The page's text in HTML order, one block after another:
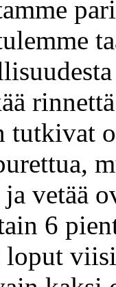
ja vetää
6
loput